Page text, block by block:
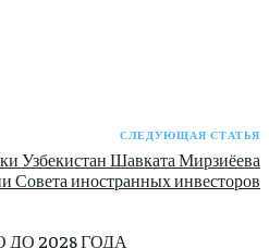
СЛЕДУЮЩАЯ СТАТЬЯ
Узбекистан Шавката Мирзиёева
Совета иностранных инвесторов
2028 ГОДА